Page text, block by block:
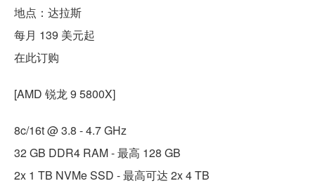
地点：达拉斯
每月 139 美元起
在此订购
[AMD 锐龙 9 5800X]
8c/16t @ 3.8 - 4.7 GHz
32 GB DDR4 RAM - 最高 128 GB
2x 1 TB NVMe SSD - 最高可达 2x 4 TB